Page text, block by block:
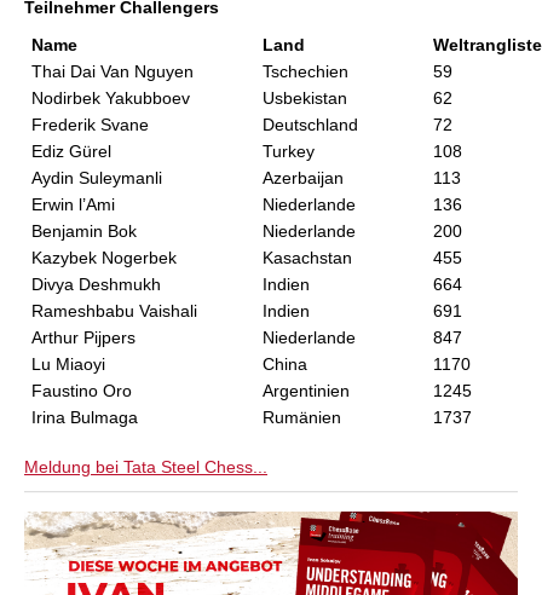
Teilnehmer Challengers
Name
Land
Weltrangliste
Thai Dai Van Nguyen
Tschechien
59
Nodirbek Yakubboev
Usbekistan
62
Frederik Svane
Deutschland
72
Ediz Gürel
Turkey
108
Aydin Suleymanli
Azerbaijan
113
Erwin l’Ami
Niederlande
136
Benjamin Bok
Niederlande
200
Kazybek Nogerbek
Kasachstan
455
Divya Deshmukh
Indien
664
Rameshbabu Vaishali
Indien
691
Arthur Pijpers
Niederlande
847
Lu Miaoyi
China
1170
Faustino Oro
Argentinien
1245
Irina Bulmaga
Rumänien 1737
Meldung bei Tata Steel Chess...